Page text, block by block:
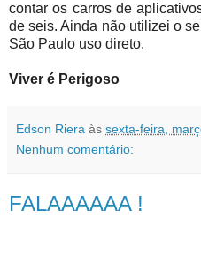
contar os carros de
de seis. Ainda não utilizei o
São Paulo uso direto.
Viver é Perigoso
Edson Riera às sexta-feira,
Nenhum comentário:
FALAAAAAA !